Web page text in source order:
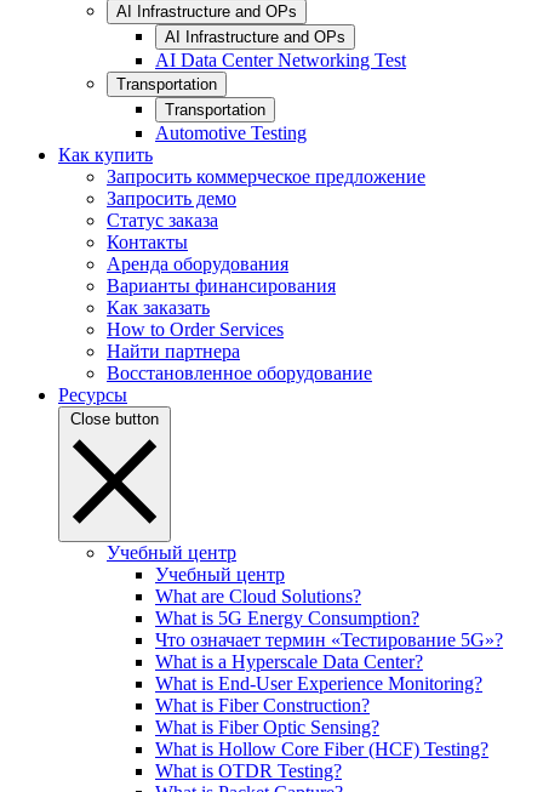
AI Infrastructure and OPs
AI Infrastructure and OPs
AI Data Center Networking Test
Transportation
Transportation
Automotive Testing
Как купить
Запросить коммерческое предложение
Запросить демо
Статус заказа
Контакты
Аренда оборудования
Варианты финансирования
Как заказать
How to Order Services
Найти партнера
Восстановленное оборудование
Ресурсы
Close button
Учебный центр
Учебный центр
What are Cloud Solutions?
What is 5G Energy Consumption?
Что означает термин «Тестирование 5G»?
What is a Hyperscale Data Center?
What is End-User Experience Monitoring?
What is Fiber Construction?
What is Fiber Optic Sensing?
What is Hollow Core Fiber (HCF) Testing?
What is OTDR Testing?